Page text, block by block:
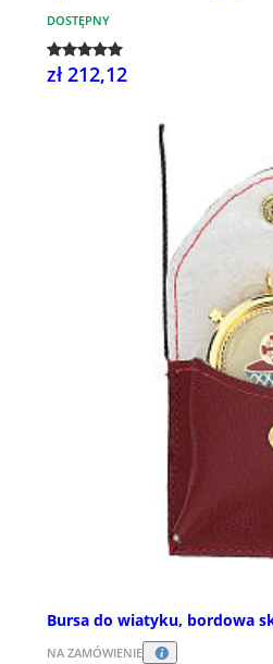
DOSTĘPNY
zł 212,12
Bursa do wiatyku, bordowa
NA ZAMÓWIENIE